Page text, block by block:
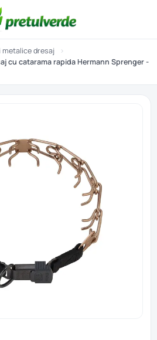
metalice dresaj
›
cu catarama rapida Hermann Sprenger -